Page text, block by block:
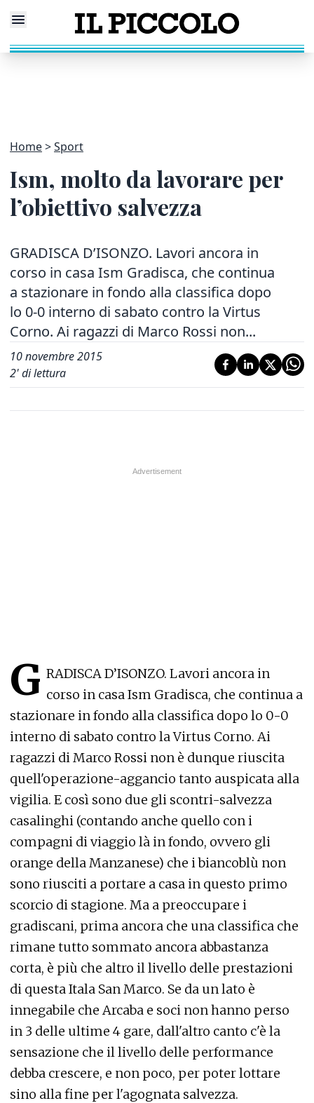
Home Sport
Ism, molto da lavorare per
l’obiettivo salvezza
GRADISCA D’ISONZO. Lavori ancora in
corso in casa Ism Gradisca, che continua
a stazionare in fondo alla classifica dopo
lo 0-0 interno di sabato contro la Virtus
Corno. Ai ragazzi di Marco Rossi non...
10 novembre 2015
2' di lettura
G RADISCA D’ISONZO. Lavori ancora in
corso in casa Ism Gradisca, che continua a
stazionare in fondo alla classifica dopo lo 0-0
interno di sabato contro la Virtus Corno. Ai
ragazzi di Marco Rossi non è dunque riuscita
quell'operazione-aggancio tanto auspicata alla
vigilia. E così sono due gli scontri-salvezza
casalinghi (contando anche quello con i
compagni di viaggio là in fondo, ovvero gli
orange della Manzanese) che i biancoblù non
sono riusciti a portare a casa in questo primo
scorcio di stagione. Ma a preoccupare i
gradiscani, prima ancora che una classifica che
rimane tutto sommato ancora abbastanza
corta, è più che altro il livello delle prestazioni
di questa Itala San Marco. Se da un lato è
innegabile che Arcaba e soci non hanno perso
in 3 delle ultime 4 gare, dall'altro canto c'è la
sensazione che il livello delle performance
debba crescere, e non poco, per poter lottare
sino alla fine per l'agognata salvezza.